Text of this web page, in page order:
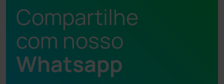
Compartilhe
com nosso
Whatsapp